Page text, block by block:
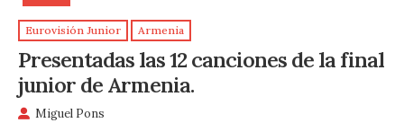
Eurovisión Junior Armenia
Presentadas las 12 canciones de la final
junior de Armenia.
Miguel Pons